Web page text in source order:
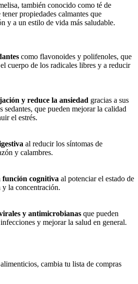
también conocido como té de
propiedades calmantes que
y a un estilo de vida más saludable.
como flavonoides y polifenoles, que
cuerpo de los radicales libres y a reducir
y reduce la ansiedad gracias a sus
sedantes, que pueden mejorar la calidad
el estrés.
al reducir los síntomas de
y calambres.
función cognitiva al potenciar el estado de
la concentración.
y antimicrobianas que pueden
y mejorar la salud en general.
cambia tu lista de compras